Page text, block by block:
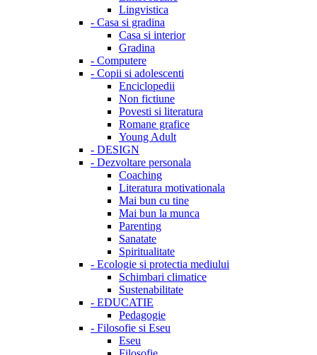
Lingvistica
- Casa si gradina
Casa si interior
Gradina
- Computere
- Copii si adolescenti
Enciclopedii
Non fictiune
Povesti si literatura
Romane grafice
Young Adult
- DESIGN
- Dezvoltare personala
Coaching
Literatura motivationala
Mai bun cu tine
Mai bun la munca
Parenting
Sanatate
Spiritualitate
- Ecologie si protectia mediului
Schimbari climatice
Sustenabilitate
- EDUCATIE
Pedagogie
- Filosofie si Eseu
Eseu